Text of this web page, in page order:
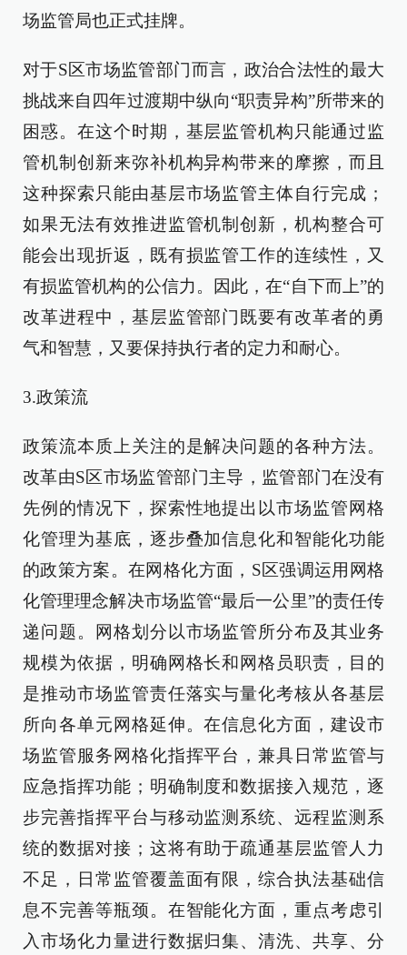
场监管局也正式挂牌。
对于S区市场监管部门而言，政治合法性的最大
挑战来自四年过渡期中纵向“职责异构”所带来的
困惑。在这个时期，基层监管机构只能通过监
管机制创新来弥补机构异构带来的摩擦，而且
这种探索只能由基层市场监管主体自行完成；
如果无法有效推进监管机制创新，机构整合可
能会出现折返，既有损监管工作的连续性，又
有损监管机构的公信力。因此，在“自下而上”的
改革进程中，基层监管部门既要有改革者的勇
气和智慧，又要保持执行者的定力和耐心。
3.政策流
政策流本质上关注的是解决问题的各种方法。
改革由S区市场监管部门主导，监管部门在没有
先例的情况下，探索性地提出以市场监管网格
化管理为基底，逐步叠加信息化和智能化功能
的政策方案。在网格化方面，S区强调运用网格
化管理理念解决市场监管“最后一公里”的责任传
递问题。网格划分以市场监管所分布及其业务
规模为依据，明确网格长和网格员职责，目的
是推动市场监管责任落实与量化考核从各基层
所向各单元网格延伸。在信息化方面，建设市
场监管服务网格化指挥平台，兼具日常监管与
应急指挥功能；明确制度和数据接入规范，逐
步完善指挥平台与移动监测系统、远程监测系
统的数据对接；这将有助于疏通基层监管人力
不足，日常监管覆盖面有限，综合执法基础信
息不完善等瓶颈。在智能化方面，重点考虑引
入市场化力量进行数据归集、清洗、共享、分